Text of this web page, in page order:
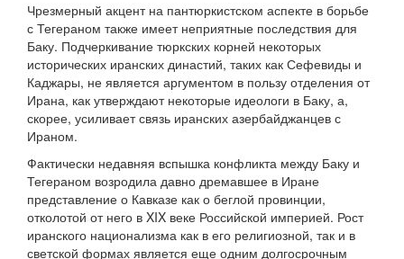
Чрезмерный акцент на пантюркистском аспекте в борьбе
с Тегераном также имеет неприятные последствия для
Баку. Подчеркивание тюркских корней некоторых
исторических иранских династий, таких как Сефевиды и
Каджары, не является аргументом в пользу отделения от
Ирана, как утверждают некоторые идеологи в Баку, а,
скорее, усиливает связь иранских азербайджанцев с
Ираном.
Фактически недавняя вспышка конфликта между Баку и
Тегераном возродила давно дремавшее в Иране
представление о Кавказе как о беглой провинции,
отколотой от него в XIX веке Российской империей. Рост
иранского национализма как в его религиозной, так и в
светской формах является еще одним долгосрочным